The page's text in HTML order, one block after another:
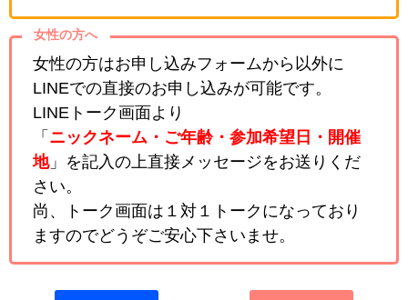
女性の方へ
女性の方はお申し込みフォームから以外に
LINEでの直接のお申し込みが可能です。
LINEトーク画面より
「 ニックネーム・ご年齢・参加希望日・開催
地」を記入の上直接メッセージをお送りくだ
さい。
尚、トーク画面は１対１トークになっており
ますのでどうぞご安心下さいませ。